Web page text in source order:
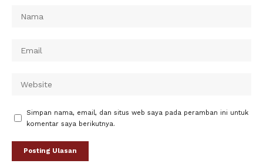
Simpan nama, email, dan situs web saya pada peramban ini untuk
komentar saya berikutnya.